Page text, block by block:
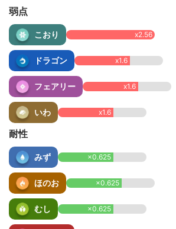
弱点
こおり x2.56
ドラゴン x1.6
フェアリー x1.6
いわ x1.6
耐性
みず ×0.625
ほのお ×0.625
むし ×0.625